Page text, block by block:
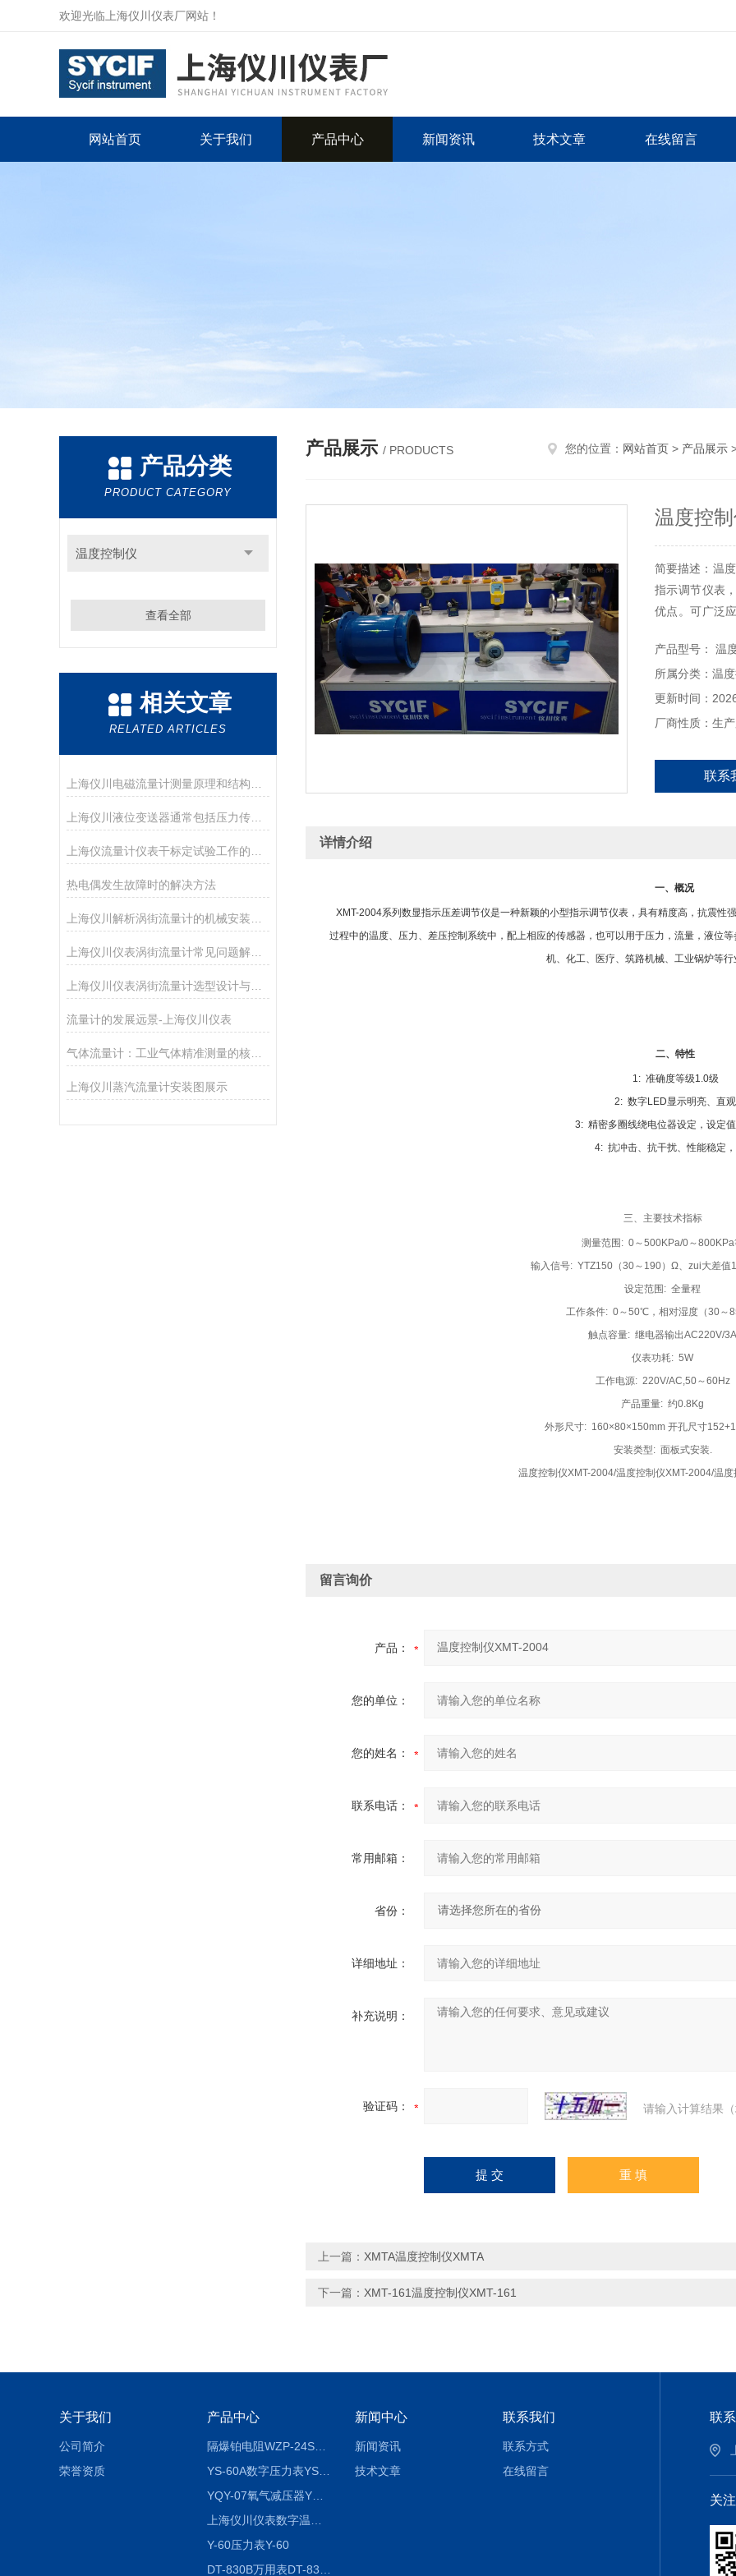
欢迎光临上海仪川仪表厂网站！
网站首页 关于我们 产品中心 新闻资讯 技术文章 在线留言
产品分类
PRODUCT CATEGORY
温度控制仪
查看全部
相关文章
RELATED ARTICLES
上海仪川液位变送器通常包括压力传感器、信号调理电路和输出接口
热电偶发生故障时的解决方法
上海仪川仪表涡街流量计常见问题解决方案
上海仪川仪表涡街流量计选型设计与整体解决方案
流量计的发展远景-上海仪川仪表
气体流量计：工业气体精准测量的核心技术
上海仪川蒸汽流量计安装图展示
产品展示 / PRODUCTS 您的位置： 网站首页 > 产品展示
温度控
简要描述：温
指示调节仪表
优点。可广泛
泰仪表为用户
炉等行业的系
产品型号： 温
所属分类：温
更新时间：
厂商性质：生
联系
详情介绍
一、概况
XMT-2004系列数显指示压差调节仪是一种新颖的小型指示调节仪表，具有精度高，抗震性
过程中的温度、压力、差压控制系统中，配上相应的传感器，也可以用于压力，流量，液位
机、化工、医疗、筑路机械、工业锅炉等行
二、特性
1: 准确度等级1.0级
2: 数字LED显示明亮、直观
3: 精密多圈线绕电位器设定，设定
4: 抗冲击、抗干扰、性能稳定
三、主要技术指标
测量范围: 0～500KPa/0～800KPa
输入信号: YTZ150（30～190）Ω、zui大差值
设定范围: 全量程
工作条件: 0～50℃，相对湿度（30～
触点容量: 继电器输出AC220V/3A
仪表功耗: 5W
工作电源: 220V/AC,50～60Hz
产品重量: 约0.8Kg
外形尺寸: 160×80×150mm 开孔尺寸
安装类型: 面板式安装.
温度控制仪XMT-2004/温度控制仪XMT-2004/温
留言询价
产品：
您的单位：
您的姓名：
联系电话：
常用邮箱：
省份：
详细地址：
补充说明：
验证码： 请输入计算结果
上一篇： XMTA温度控制仪XMTA
下一篇： XMT-161温度控制仪XMT-161
关于我们
公司简介
荣誉资质
产品中心
隔爆铂电阻WZP-24SA隔爆铂电阻WZP-24SA/Pt100
YS-60A数字压力表YS-60A
YQY-07氧气减压器YQY-07
Y-60压力表Y-60
新闻中心
新闻资讯
技术文章
联系我们
联系方式
在线留言
联
关